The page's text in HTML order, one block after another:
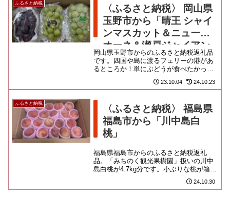
ふるさと納税
〈ふるさと納税〉 岡山県
玉野市から「晴王 シャイ
ンマスカット＆ニューピ
オーネ＆瀬戸ジャイアン
ツ」
岡山県玉野市からのふるさと納税返礼品
です。四国や島に渡るフェリーの港があ
るところか！単にぶどうが食べたかった
ンマスカット、瀬戸ジャイアン...
23.10.04 24.10.23
ふるさと納税
〈ふるさと納税〉 福島県
福島市から「川中島白
桃」
福島県福島市からのふるさと納税返礼
品。「みちのく観光果樹園」扱いの川中
島白桃が4.7kg分です。小ぶりな桃が箱に
みっちり詰まって、届きました。例によ
24.10.30